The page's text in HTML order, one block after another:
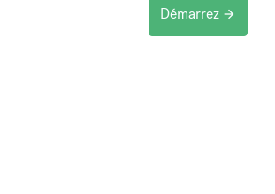
Démarrez arrow_forward